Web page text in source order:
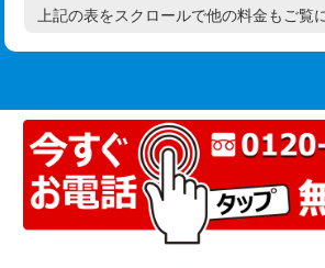
え）
マス交換（土の掘削・埋め戻し作業）
マス交換（深さ50㎝以上）
コンクリート斫り（厚さ10㎝まで）
コンクリート斫り（厚さ10㎝超え）
高度高圧洗浄換
トーラー機使用/3mまで
追加トーラー機使用/3m超え
カメラ調査
上記の表をスクロールで他の料金もご覧